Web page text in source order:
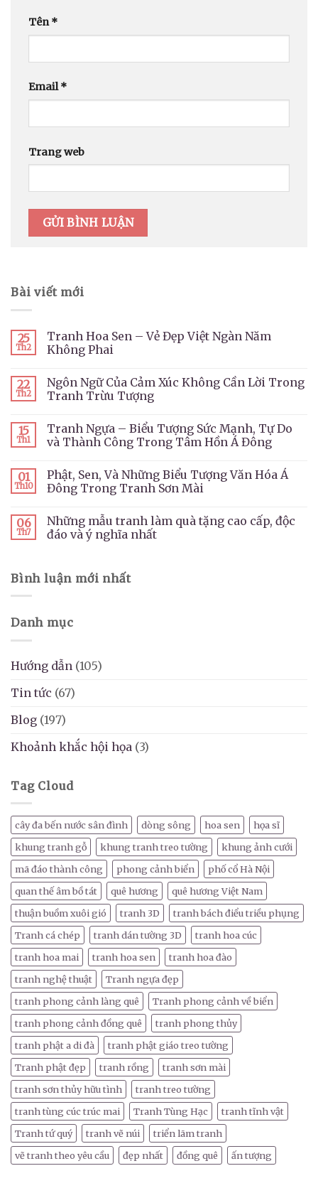
Tên*
Email*
Trang web
Bài viết mới
25
Th2
Tranh Hoa Sen – Vẻ Đẹp Việt Ngàn Năm
Không Phai
22
Th2
Ngôn Ngữ Của Cảm Xúc Không Cần Lời Trong
Tranh Trừu Tượng
15
Th1
Tranh Ngựa – Biểu Tượng Sức Mạnh, Tự Do
và Thành Công Trong Tâm Hồn Á Đông
01
Th10
Phật, Sen, Và Những Biểu Tượng Văn Hóa Á
Đông Trong Tranh Sơn Mài
06
Th7
Những mẫu tranh làm quà tặng cao cấp, độc
đáo và ý nghĩa nhất
Bình luận mới nhất
Danh mục
Hướng dẫn (105)
Tin tức (67)
Blog (197)
Khoảnh khắc hội họa (3)
Tag Cloud
cây đa bến nước sân đình dòng sông hoa sen
họa sĩ
khung tranh gỗ
khung tranh treo tường
khung ảnh cưới
mã đáo thành công
phong cảnh biển
phố cổ Hà Nội
quan thế âm bồ tát
quê hương
quê hương Việt Nam
thuận buồm xuôi gió
tranh 3D
tranh bách điểu triều phụng
Tranh cá chép
tranh dán tường 3D
tranh hoa cúc
tranh hoa mai
tranh hoa sen
tranh hoa đào
tranh nghệ thuật
Tranh ngựa đẹp
tranh phong cảnh làng quê
Tranh phong cảnh về biển
tranh phong cảnh đồng quê
tranh phong thủy
tranh phật a di đà
tranh phật giáo treo tường
Tranh phật đẹp
tranh rồng
tranh sơn mài
tranh sơn thủy hữu tình
tranh treo tường
tranh tùng cúc trúc mai
Tranh Tùng Hạc
tranh tĩnh vật
Tranh tứ quý
tranh vẽ núi
triển lãm tranh
vẽ tranh theo yêu cầu
đẹp nhất đồng quê ấn tượng